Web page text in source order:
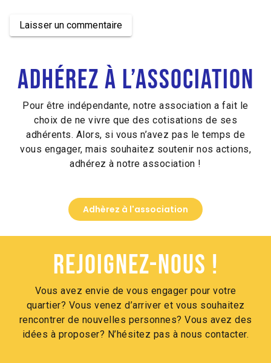
Laisser un commentaire
Adhérez à l’association
Pour être indépendante, notre association a fait le
choix de ne vivre que des cotisations de ses
adhérents. Alors, si vous n’avez pas le temps de
vous engager, mais souhaitez soutenir nos actions,
adhérez à notre association !
Adhèrez à l'association
Rejoignez-nous !
Vous avez envie de vous engager pour votre
quartier? Vous venez d’arriver et vous souhaitez
rencontrer de nouvelles personnes? Vous avez des
idées à proposer? N’hésitez pas à nous contacter.